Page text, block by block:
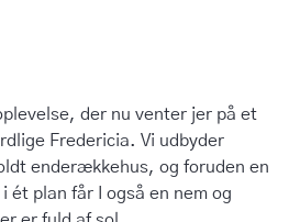
der nu venter jer på et
Fredericia. Vi udbyder
enderækkehus, og foruden en
ét plan får I også en nem og